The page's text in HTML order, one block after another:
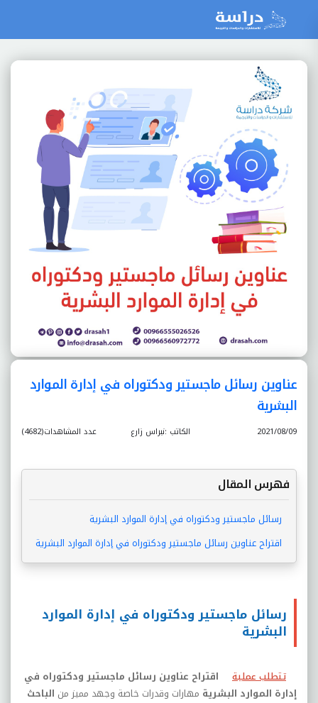
عناوين رسائل ماجستير ودكتوراه في إدارة الموارد
البشرية
2021/08/09 عدد المشاهدات(4682) الكاتب :نبراس زارع
فهرس المقال
رسائل ماجستير ودكتوراه في إدارة الموارد البشرية
اقتراح عناوين رسائل ماجستير ودكتوراه في إدارة الموارد البشرية
رسائل ماجستير ودكتوراه في إدارة الموارد
البشرية
تتطلب عملية اقتراح عناوين رسائل ماجستير ودكتوراه في
إدارة الموارد البشرية مهارات وقدرات خاصة وجهد مميز من الباحث